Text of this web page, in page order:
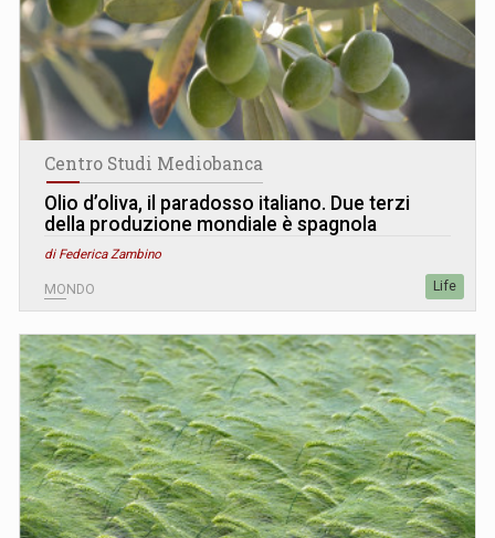
Centro Studi Mediobanca
Olio d’oliva, il paradosso italiano. Due terzi
della produzione mondiale è spagnola
di Federica Zambino
MONDO Life